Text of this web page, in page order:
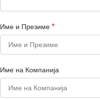
Име и Презиме *
Име на Компанија